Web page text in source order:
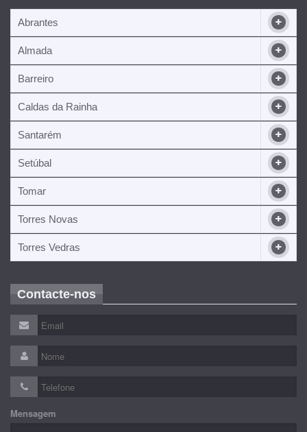
Abrantes
Almada
Barreiro
Caldas da Rainha
Santarém
Setúbal
Tomar
Torres Novas
Torres Vedras
Contacte-nos
Mensagem